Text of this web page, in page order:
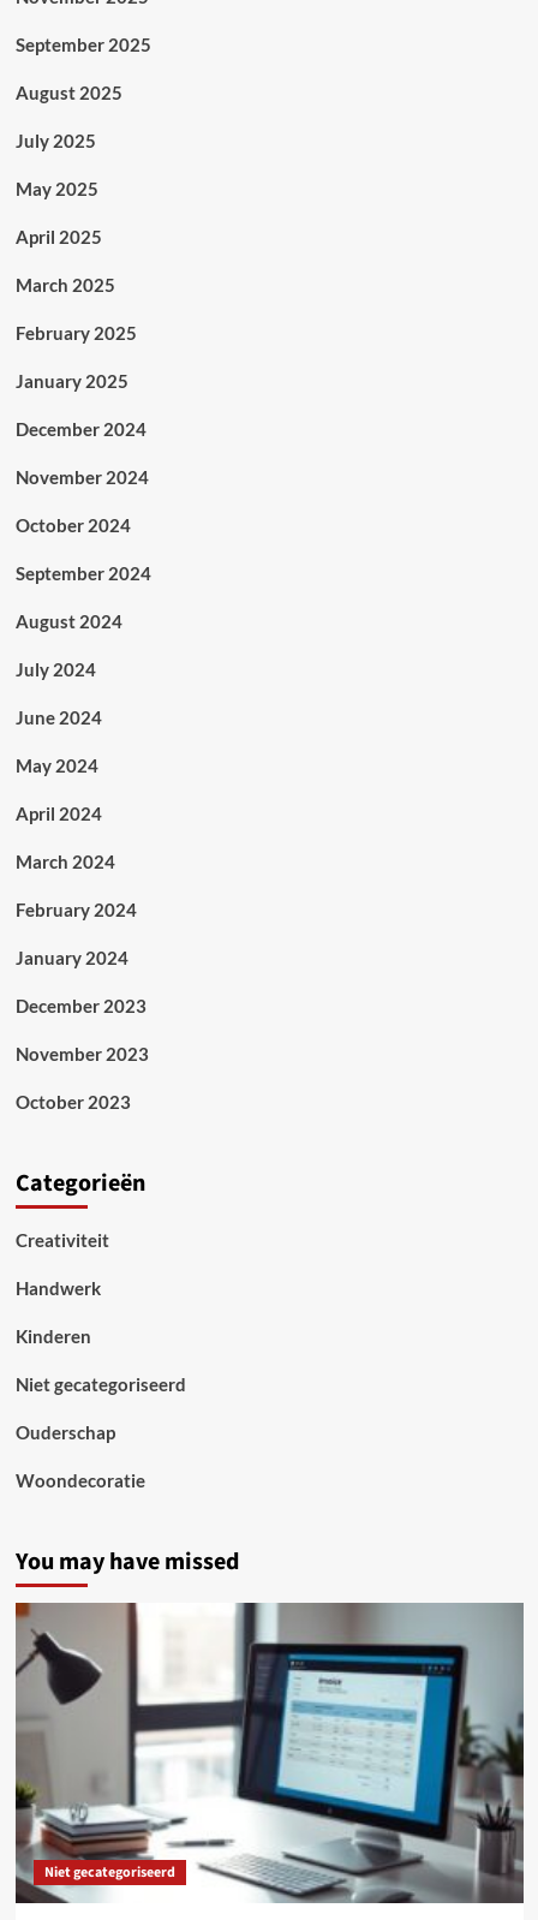
September 2025
August 2025
July 2025
May 2025
April 2025
March 2025
February 2025
January 2025
December 2024
November 2024
October 2024
September 2024
August 2024
July 2024
June 2024
May 2024
April 2024
March 2024
February 2024
January 2024
December 2023
November 2023
October 2023
Categorieën
Creativiteit
Handwerk
Kinderen
Niet gecategoriseerd
Ouderschap
Woondecoratie
You may have missed
Niet gecategoriseerd